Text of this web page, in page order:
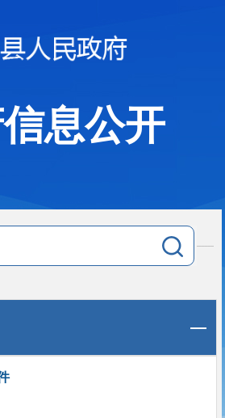
息公开